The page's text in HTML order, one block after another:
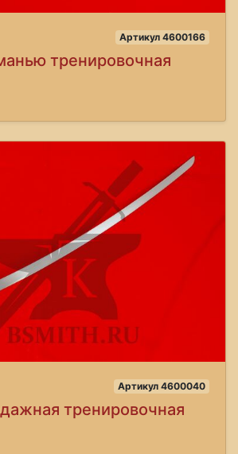
Артикул 4600166
тренировочная
Артикул 4600040
тренировочная